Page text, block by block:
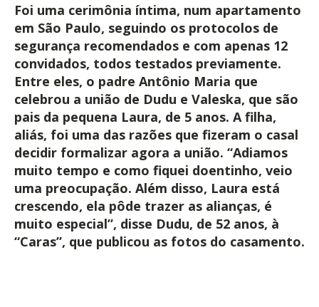
Foi uma cerimônia íntima, num apartamento
em São Paulo, seguindo os protocolos de
segurança recomendados e com apenas 12
convidados, todos testados previamente.
Entre eles, o padre Antônio Maria que
celebrou a união de Dudu e Valeska, que são
pais da pequena Laura, de 5 anos. A filha,
aliás, foi uma das razões que fizeram o casal
decidir formalizar agora a união. “Adiamos
muito tempo e como fiquei doentinho, veio
uma preocupação. Além disso, Laura está
crescendo, ela pôde trazer as alianças, é
muito especial”, disse Dudu, de 52 anos, à
“Caras”, que publicou as fotos do casamento.